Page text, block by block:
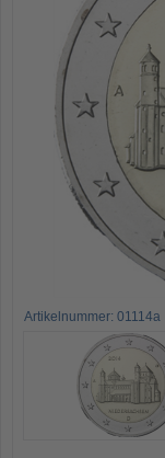
Artikelnummer: 01114a